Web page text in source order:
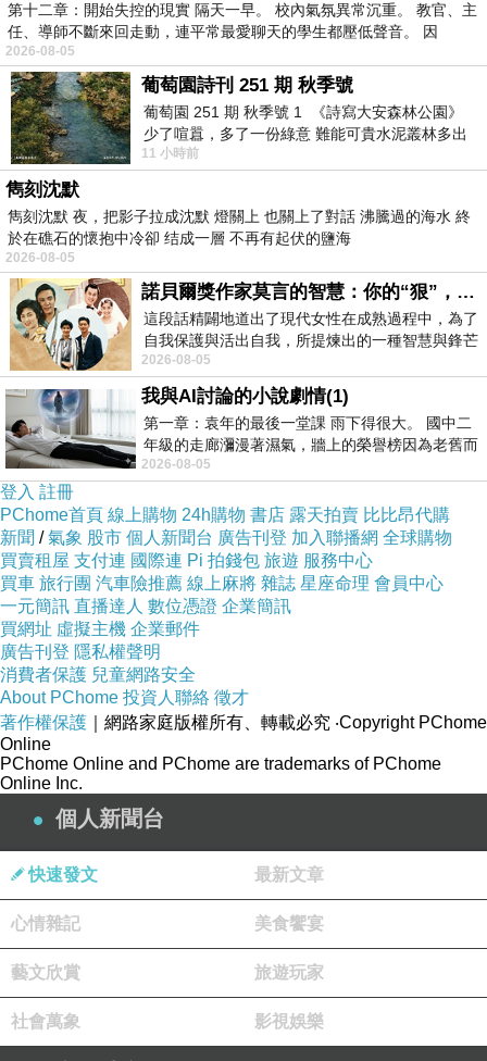
想和韓國人氣女星宋慧喬一樣吹彈可破的皮膚？
跟著韓國人氣芳療專家一起手作天然保養品，
如甜點般的面膜、髮膜、牙膏、私密肌膚保養、
針對四季氣候的保養重點
讓你365天都擁有美人般的肌膚
★ 看似可愛甜點，其實是韓國人氣芳療專家嚴選
的專櫃級配方天然保養品！
★ 針對四季乾濕度及保養重點，嚴選50款手作甜
蜜保養品，安心解決保養煩惱
★ 每季針對臉部、髮絲、全身肌膚及常見問題，
提出不同對應的高價專櫃級保養配方
★ 不只面膜、乳液，更手作居家保養小品，親手
調配按摩油、入浴劑、私密肌膚清潔劑、指甲滋
潤精華、花草球、美白牙膏……讓生活充滿DIY
芳香趣味
自己親手作，小心不要誤食！超像甜點的肌膚保
養品登場！
黑糖、可可、草莓、柑橘、咖啡、柳橙、酪
梨……等等！這些可不是甜點，而是專櫃級配方
保養品，讓皮膚好好享用天然、低過敏的手作保
養美食！
韓國人氣芳療專家嚴選50款四季配方，使用天然
素材，一次解決所有女性們的保養煩惱─保濕、
美白、抗老、緊實，不僅如此，連胸部UP、擁有
S曲線、私密清潔、排毒……都全部擁有！
第十二章：開始失控的現實 隔天一早。 校內氣氛異常沉重。 教官、主
任、導師不斷來回走動，連平常最愛聊天的學生都壓低聲音。 因
2026-08-05
葡萄園詩刊 251 期 秋季號
葡萄園 251 期 秋季號 1 《詩寫大安森林公園》
少了喧囂，多了一份綠意 難能可貴水泥叢林多出
一
11 小時前
雋刻沈默
雋刻沈默 夜，把影子拉成沈默 燈關上 也關上了對話 沸騰過的海水 終
於在礁石的懷抱中冷卻 结成一層 不再有起伏的鹽海
2026-08-05
諾貝爾獎作家莫言的智慧：你的“狠”，才是最好的自我保護
這段話精闢地道出了現代女性在成熟過程中，為了
自我保護與活出自我，所提煉出的一種智慧與鋒芒
的平衡。 核心解讀與看法
2026-08-05
我與AI討論的小說劇情(1)
第一章：袁年的最後一堂課 雨下得很大。 國中二
年級的走廊瀰漫著濕氣，牆上的榮譽榜因為老舊而
微微捲起。 堯禹舜站在辦公室外，手
2026-08-05
登入 註冊
PChome首頁 線上購物 24h購物 書店 露天拍賣 比比昂代購
新聞 /氣象 股市 個人新聞台 廣告刊登 加入聯播網 全球購物
買賣租屋 支付連 國際連 Pi 拍錢包 旅遊 服務中心
買車 旅行團 汽車險推薦 線上麻將 雜誌 星座命理 會員中心
一元簡訊 直播達人 數位憑證 企業簡訊
買網址 虛擬主機 企業郵件
廣告刊登 隱私權聲明
消費者保護 兒童網路安全
About PChome 投資人聯絡 徵才
著作權保護 ｜網路家庭版權所有、轉載必究 ‧Copyright PChome
Online
PChome Online and PChome are trademarks of PChome
Online Inc.
個人新聞台
快速發文 最新文章
心情雜記 美食饗宴
藝文欣賞 旅遊玩家
社會萬象 影視娛樂